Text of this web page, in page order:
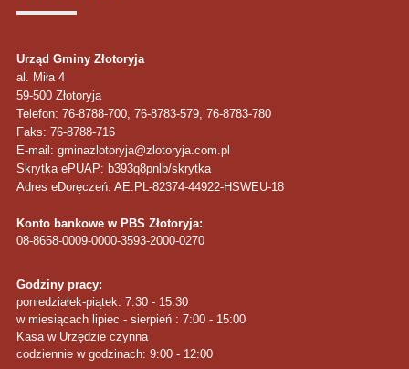
Urząd Gminy Złotoryja
al. Miła 4
59-500 Złotoryja
Telefon: 76-8788-700, 76-8783-579, 76-8783-780
Faks: 76-8788-716
E-mail: gminazlotoryja@zlotoryja.com.pl
Skrytka ePUAP: b393q8pnlb/skrytka
Adres eDoręczeń: AE:PL-82374-44922-HSWEU-18
Konto bankowe w PBS Złotoryja:
08-8658-0009-0000-3593-2000-0270
Godziny pracy:
poniedziałek-piątek: 7:30 - 15:30
w miesiącach lipiec - sierpień : 7:00 - 15:00
Kasa w Urzędzie czynna
codziennie w godzinach: 9:00 - 12:00